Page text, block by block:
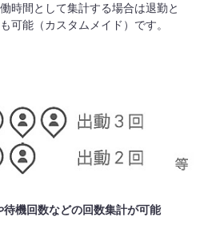
時間として集計する場合は退勤と
可能（カスタムメイド）です。
待機回数などの回数集計が可能